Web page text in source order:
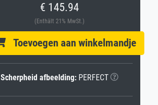
€ 145.94
(Enthält 21% MwSt.)
Toevoegen aan winkelmandje
Scherpheid afbeelding:PERFECT